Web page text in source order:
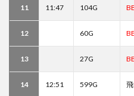
11 11:47 104G
12 60G
13 27G
14 12:51 599G